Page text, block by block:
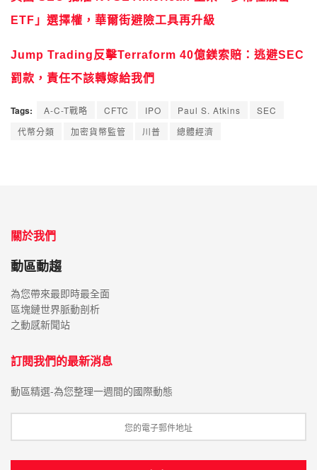
ETF」選擇權，華爾街避險工具再升級
Jump Trading反擊Terraform 40億鎂索賠：逃避SEC
罰款，責任不該轉嫁給我們
Tags: A-C-T戰略 CFTC IPO Paul S. Atkins
SEC
代幣分類
加密貨幣監管 川普 總體經濟
關於我們
動區動趨
為您帶來最即時最全面
區塊鏈世界脈動剖析
之動感新聞站
訂閱我們的最新消息
動區精選-為您整理一週間的國際動態